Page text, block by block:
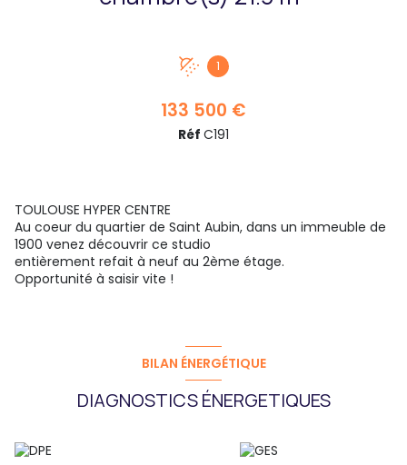
1
133 500 €
Réf C191
TOULOUSE HYPER CENTRE
Au coeur du quartier de Saint Aubin, dans un immeuble de
1900 venez découvrir ce studio
entièrement refait à neuf au 2ème étage.
Opportunité à saisir vite !
BILAN ÉNERGÉTIQUE
DIAGNOSTICS ÉNERGETIQUES